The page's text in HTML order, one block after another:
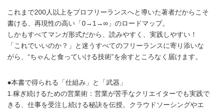
これまで200人以上をプロフリーランスへと導いた著者だからこそ
書ける、再現性の高い「0→1→∞」のロードマップ。
しかもすべてマンガ形式だから、読みやすく、実践しやすい！
「これでいいのか？」と迷うすべてのフリーランスに寄り添いな
がら、“ちゃんと食っていける技術”を余すところなく届けます。
●本書で得られる「仕組み」と「武器」
1.稼ぎ続けるための営業術：営業が苦手なクリエイターでも実践で
きる、仕事を受注し続ける秘訣を伝授。クラウドソーシングやエ